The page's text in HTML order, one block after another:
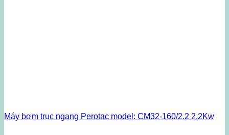
Máy bơm trục ngang Perotac model: CM32-160/2.2 2.2Kw